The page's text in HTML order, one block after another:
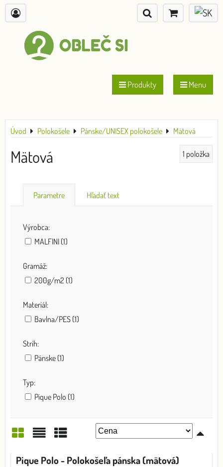
Produkty Menu
Úvod Polokošele Pánske/UNISEX polokošele Mätová
Mätová 1 položka
Parametre Hľadať text
Výrobca:
MALFINI (1)
Gramáž:
200g/m2 (1)
Materiál:
Bavlna/PES (1)
Strih:
Pánske (1)
Typ:
Pique Polo (1)
Mriežka
Pique Polo - Polokošeľa pánska (mätová)